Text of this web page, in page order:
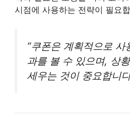
시점에 사용하는 전략이 필요
“쿠폰은 계획적으로 사
과를 볼 수 있으며, 상
세우는 것이 중요합니